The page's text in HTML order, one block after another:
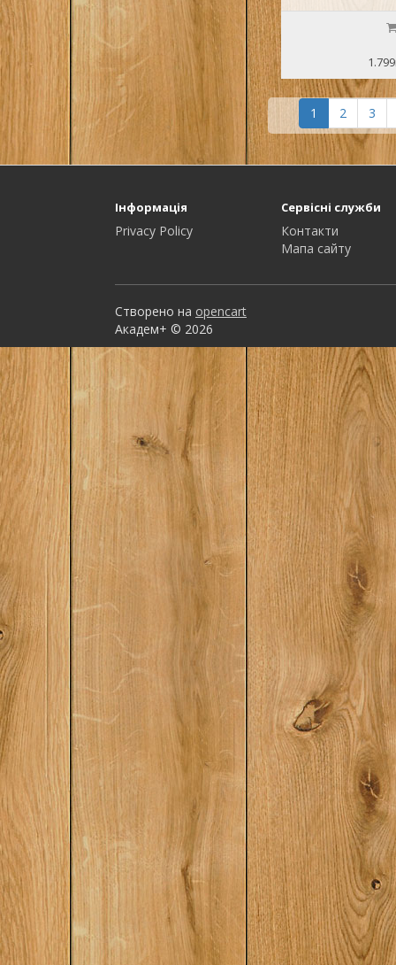
1 2 3
Інформація
Privacy Policy
Сервісні служби
Контакти
Мапа сайту
Створено на opencart
Академ+ © 2026